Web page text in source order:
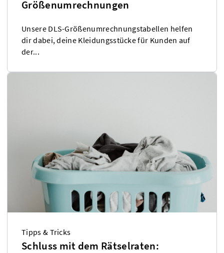
Größenumrechnungen
Unsere DLS-Größenumrechnungstabellen helfen
dir dabei, deine Kleidungsstücke für Kunden auf
der...
Tipps & Tricks
Schluss mit dem Rätselraten: